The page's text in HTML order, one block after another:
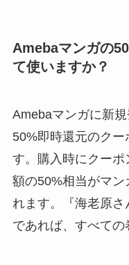
Amebaマンガの
て使いますか？
Amebaマンガに新
50%即時還元のクー
す。購入時にクー
額の50%相当がマン
れます。『海老原
であれば、すべての